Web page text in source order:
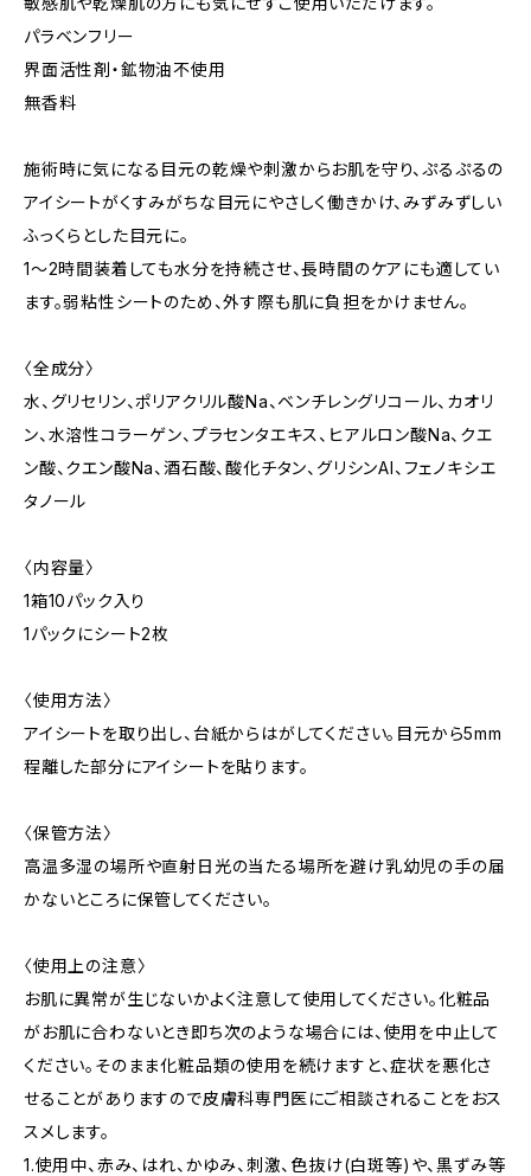
パラベンフリー
界面活性剤・鉱物油不使用
無香料
施術時に気になる目元の乾燥や刺激からお肌を守り、ぷるぷるの
アイシートがくすみがちな目元にやさしく働きかけ、みずみずしい
ふっくらとした目元に。
1～2時間装着しても水分を持続させ、長時間のケアにも適してい
ます。弱粘性シートのため、外す際も肌に負担をかけません。
〈全成分〉
水、グリセリン、ポリアクリル酸Na、ベンチレングリコール、カオリ
ン、水溶性コラーゲン、プラセンタエキス、ヒアルロン酸Na、クエ
ン酸、クエン酸Na、酒石酸、酸化チタン、グリシンAI、フェノキシエ
タノール
〈内容量〉
1箱10パック入り
1パックにシート2枚
〈使用方法〉
アイシートを取り出し、台紙からはがしてください。目元から5mm
程離した部分にアイシートを貼ります。
〈保管方法〉
高温多湿の場所や直射日光の当たる場所を避け乳幼児の手の届
かないところに保管してください。
〈使用上の注意〉
お肌に異常が生じないかよく注意して使用してください。化粧品
がお肌に合わないとき即ち次のような場合には、使用を中止して
ください。そのまま化粧品類の使用を続けますと、症状を悪化さ
せることがありますので皮膚科専門医にご相談されることをおス
スメします。
1.使用中、赤み、はれ、かゆみ、刺激、色抜け(白斑等)や、黒ずみ等